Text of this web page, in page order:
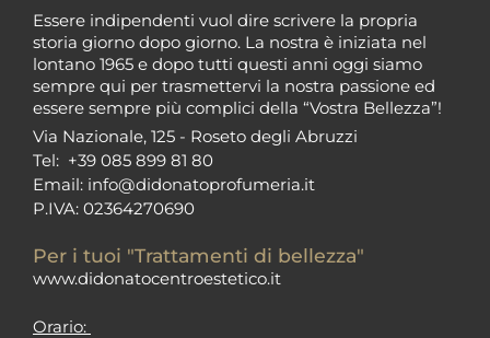
Essere indipendenti vuol dire scrivere la propria
storia giorno dopo giorno. La nostra è iniziata nel
lontano 1965 e dopo tutti questi anni oggi siamo
sempre qui per trasmettervi la nostra passione ed
essere sempre più complici della “Vostra Bellezza”!
Via Nazionale, 125 - Roseto degli Abruzzi
Tel: +39 085 899 81 80
Email: info@didonatoprofumeria.it
P.IVA: 02364270690
Per i tuoi "Trattamenti di bellezza"
www.didonatocentroestetico.it
Orario: